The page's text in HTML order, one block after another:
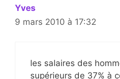
Yves
9 mars 2010 à 17:32
les salaires des
supérieurs de 37% à